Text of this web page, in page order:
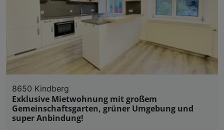
8650 Kindberg
Exklusive Mietwohnung mit großem
Gemeinschaftsgarten, grüner Umgebung und
super Anbindung!